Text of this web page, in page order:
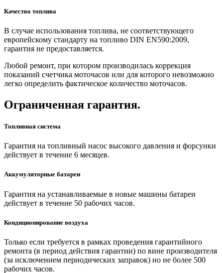
Качество топлива
В случае использования топлива, не соответствующего
европейскому стандарту на топливо DIN EN590:2009,
гарантия не предоставляется.
Любой ремонт, при котором производилась коррекция
показаний счетчика моточасов или для которого невозможно
легко определить фактическое количество моточасов.
Ограниченная гарантия.
Топливная система
Гарантия на топливный насос высокого давления и форсунки
действует в течение 6 месяцев.
Аккумуляторные батареи
Гарантия на устанавливаемые в новые машины батареи
действует в течение 50 рабочих часов.
Кондиционирование воздуха
Только если требуется в рамках проведения гарантийного
ремонта (в период действия гарантии) по вине производителя
(за исключением периодических заправок) но не более 500
рабочих часов.